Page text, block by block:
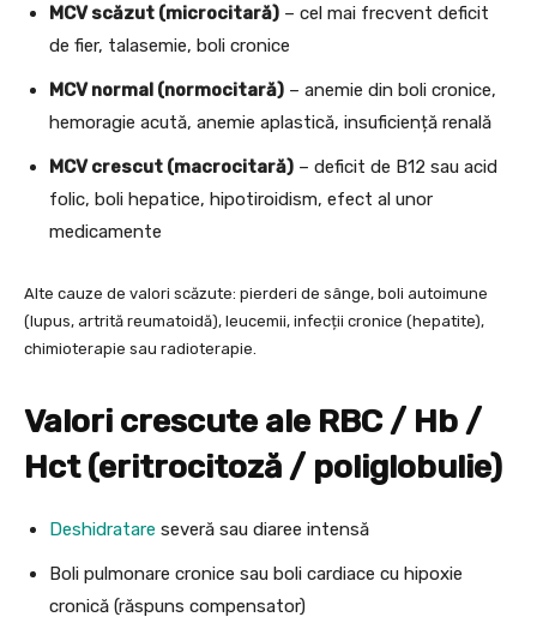
MCV scăzut (microcitară) – cel mai frecvent deficit
de fier, talasemie, boli cronice
MCV normal (normocitară) – anemie din boli cronice,
hemoragie acută, anemie aplastică, insuficiență renală
MCV crescut (macrocitară) – deficit de B12 sau acid
folic, boli hepatice, hipotiroidism, efect al unor
medicamente
Alte cauze de valori scăzute: pierderi de sânge, boli autoimune
(lupus, artrită reumatoidă), leucemii, infecții cronice (hepatite),
chimioterapie sau radioterapie.
Valori crescute ale RBC / Hb /
Hct (eritrocitoză / poliglobulie)
Deshidratare severă sau diaree intensă
Boli pulmonare cronice sau boli cardiace cu hipoxie
cronică (răspuns compensator)